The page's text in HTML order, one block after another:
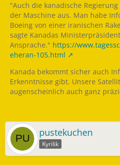
"Auch die kanadische
der Maschine aus. Man habe
Boeing von einer iranischen
sagte Kanadas
Ansprache." https://
eheran-105.html
Kanada bekommt sicher auch
Erkenntnisse gibt. Unsere
augenscheinlich auch ganz
pustekuchen
Kyrilik